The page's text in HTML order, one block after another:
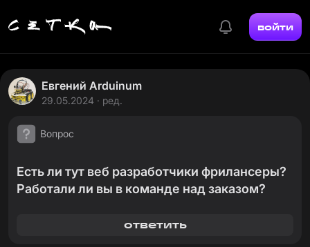
войти
Евгений Arduinum
29.05.2024 · ред.
Вопрос
Есть ли тут веб разработчики фрилансеры?
Работали ли вы в команде над заказом?
ответить